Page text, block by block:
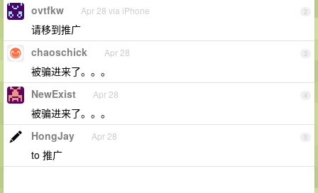
2
ovtfkw Apr 28 via iPhone
请移到推广
3
chaoschick Apr 28
被骗进来了。。。
4
NewExist Apr 28
被骗进来了。。。
5
HongJay Apr 28
to 推广